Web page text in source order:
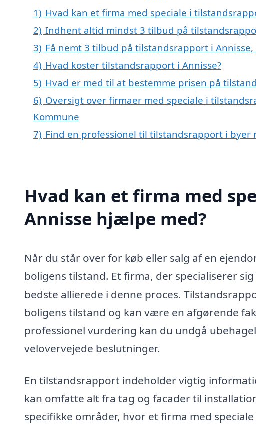
1) Hvad kan et firma med speciale i
2) Indhent altid mindst 3 tilbud på
3) Få nemt 3 tilbud på tilstandsrapport i
4) Hvad koster tilstandsrapport i Annisse?
5) Hvad er med til at bestemme prisen på
6) Oversigt over firmaer med speciale i
Kommune
7) Find en professionel til tilstandsrapport i byer
Hvad kan et firma med
Annisse hjælpe med?
Når du står over for køb eller salg af en
boligens tilstand. Et firma, der specialiserer
bedste allierede i denne proces.
boligens tilstand og kan være en afgørende
professionel vurdering kan du undgå
velovervejede beslutninger.
En tilstandsrapport indeholder vigtig
kan omfatte alt fra tag og facader til
specifikke områder, hvor et firma med